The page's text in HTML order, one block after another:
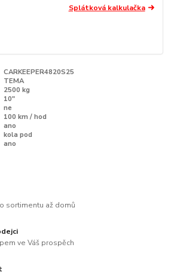
Splátková kalkulačka
CARKEEPER4820S25
TEMA
2500 kg
10"
ne
100 km / hod
ano
kola pod
ano
sortimentu až domů
ve Váš prospěch